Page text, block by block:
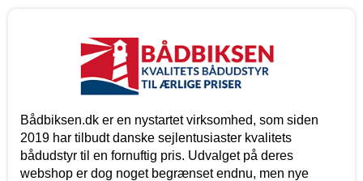
Bådbiksen.dk er en nystartet virksomhed, som siden
2019 har tilbudt danske sejlentusiaster kvalitets
bådudstyr til en fornuftig pris. Udvalget på deres
webshop er dog noget begrænset endnu, men nye